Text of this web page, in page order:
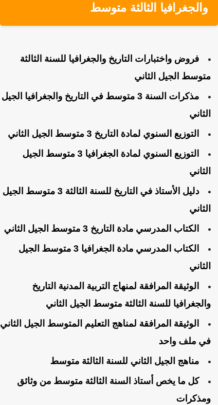
والجغرافيا
الثالثة متوسط
فروض واختبارات التاريخ والجغرافيا للسنة الثالثة
متوسط الجيل الثاني
مذكرات السنة 3 متوسط في التاريخ والجغرافيا الجيل
الثاني
التوزيع السنوي لمادة التاريخ 3 متوسط الجيل الثاني
التوزيع السنوي لمادة الجغرافيا 3 متوسط الجيل
الثاني
دليل الأستاذ في التاريخ للسنة الثالثة 3 متوسط الجيل
الثاني
الكتاب المدرسي مادة التاريخ 3 متوسط الجيل الثاني
الكتاب المدرسي مادة الجغرافيا 3 متوسط الجيل
الثاني
الوثيقة المرافقة لمنهاج التربية المدنية التاريخ
والجغرافيا للسنة الثالثة متوسط الجيل الثاني
الوثيقة المرافقة لمناهج التعليم المتوسط الجيل الثاني
في ملف واحد
مناهج الجيل الثاني للسنة الثالثة متوسط
كل ما يخص أستاذ السنة الثالثة متوسط من وثائق
ومذكرات